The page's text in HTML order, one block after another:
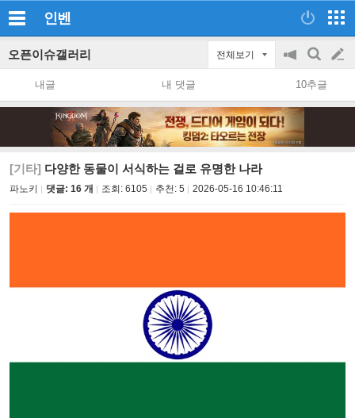
인벤
오픈이슈갤러리 전체보기
공
지
on/off
검
색
글
쓰
내글 내 댓글 10추글
[기타] 다양한 동물이 서식하는 걸로 유명한 나라
파노키 댓글: 16 개 조회: 6105 추천: 5 2026-05-16 10:46:11